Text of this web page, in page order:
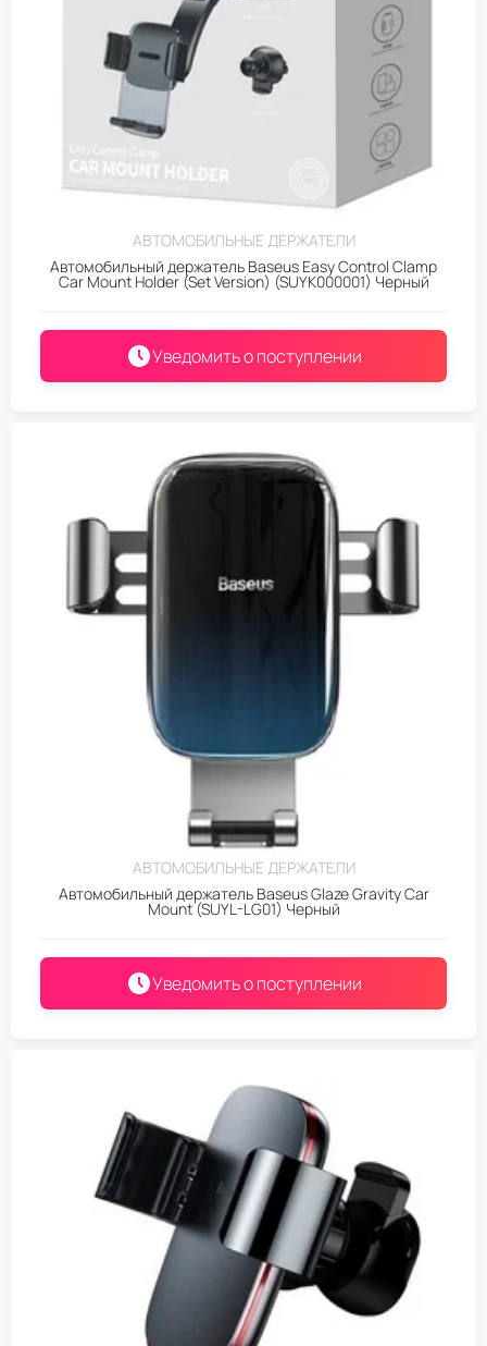
АВТОМОБИЛЬНЫЕ ДЕРЖАТЕЛИ
Автомобильный держатель Baseus Easy Control Clamp
Car Mount Holder (Set Version) (SUYK000001) Черный
Уведомить о поступлении
АВТОМОБИЛЬНЫЕ ДЕРЖАТЕЛИ
Автомобильный держатель Baseus Glaze Gravity Car
Mount (SUYL-LG01) Черный
Уведомить о поступлении